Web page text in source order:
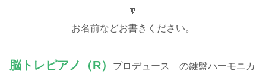
🔽
お名前などお書きください。
脳トレピアノ（R）
プロデュース の鍵盤ハーモニカ